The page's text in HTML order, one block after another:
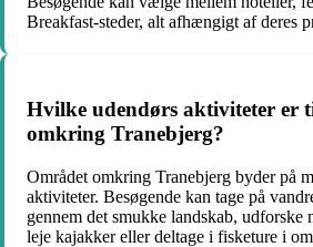
Breakfast-steder, alt afhængigt af deres
Hvilke udendørs aktiviteter er
omkring Tranebjerg?
Området omkring Tranebjerg byder på
aktiviteter. Besøgende kan tage på
gennem det smukke landskab, udforske
leje kajakker eller deltage i fisketure i